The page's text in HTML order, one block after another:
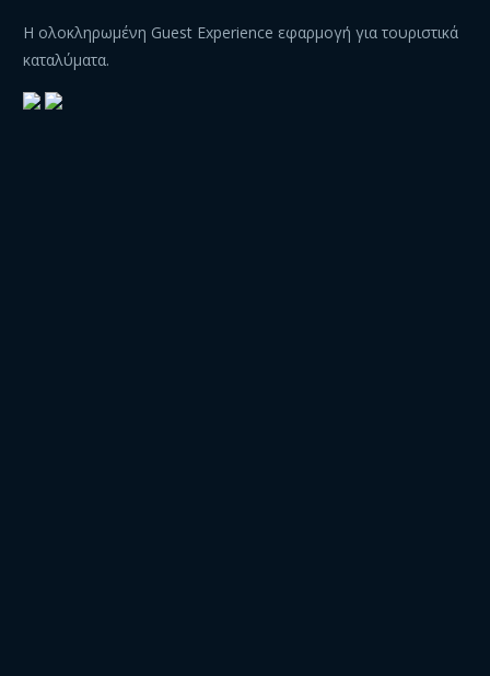
Η ολοκληρωμένη Guest Experience εφαρμογή για τουριστικά
καταλύματα.